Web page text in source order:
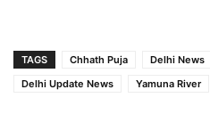
TAGS Chhath Puja Delhi News
Delhi Update News
Yamuna River